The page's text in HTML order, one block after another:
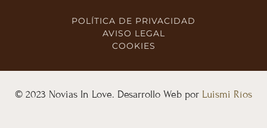
POLÍTICA DE PRIVACIDAD
AVISO LEGAL
COOKIES
© 2023 Novias In Love. Desarrollo Web por Luismi Ríos